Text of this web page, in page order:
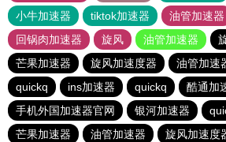
小牛加速器
tiktok加速器 油管加速器
回锅肉加速器
旋风 油管加速器
芒果加速器
旋风加速度器 油管加速
quickq
ins加速器 quickq 酷通加
手机外国加速器官网
银河加速器
芒果加速器
油管加速器 旋风加速度